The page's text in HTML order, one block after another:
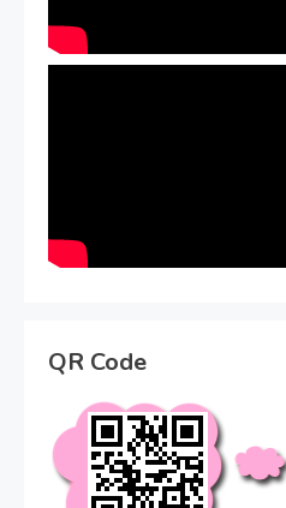
QR Code